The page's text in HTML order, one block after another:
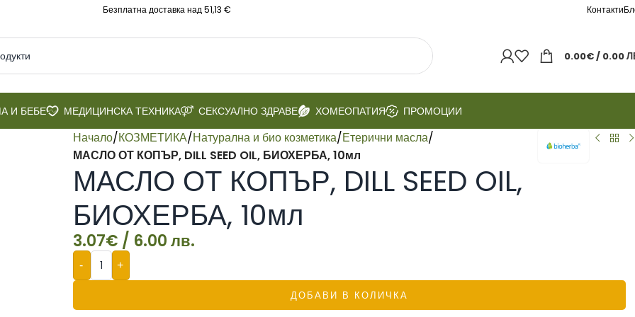
Безплатна доставка над 51,13 € Контакти
0.00€/ 0.00
И БЕБЕ МЕДИЦИНСКА ТЕХНИКА СЕКСУАЛНО ЗДРАВЕ ХОМЕОПАТИЯ ПРОМОЦИИ
Начало/КОЗМЕТИКА/Натурална и био козметика/Етерични масла/
МАСЛО ОТ КОПЪР, DILL SEED OIL, БИОХЕРБА, 10мл
МАСЛО ОТ КОПЪР, DILL SEED OIL,
БИОХЕРБА, 10мл
3.07€ / 6.00 лв.
- +
ДОБАВИ В КОЛИЧКА